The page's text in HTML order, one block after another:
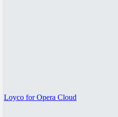
Loyco for Opera Cloud